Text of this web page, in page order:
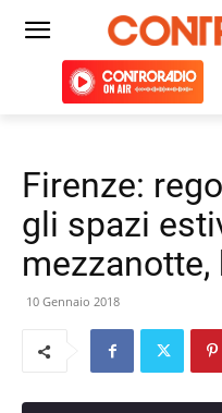
Firenze:
gli spazi
10 Gennaio 2018